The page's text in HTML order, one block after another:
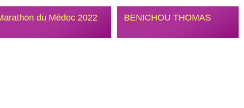
du Médoc 2022 BENICHOU THOMAS